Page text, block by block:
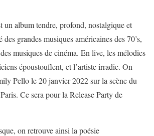
un album tendre, profond, nostalgique et
grandes musiques américaines des 70’s,
musiques de cinéma. En live, les mélodies
époustouflent, et l’artiste irradie. On
Pello le 20 janvier 2022 sur la scène du
Ce sera pour la Release Party de
on retrouve ainsi la poésie